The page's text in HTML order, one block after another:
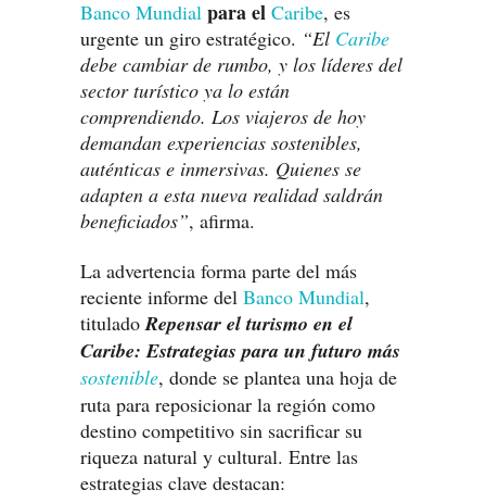
Banco Mundial para el Caribe, es
urgente un giro estratégico. “El Caribe
debe cambiar de rumbo, y los líderes del
sector turístico ya lo están
comprendiendo. Los viajeros de hoy
demandan experiencias sostenibles,
auténticas e inmersivas. Quienes se
adapten a esta nueva realidad saldrán
beneficiados”, afirma.
La advertencia forma parte del más
reciente informe del Banco Mundial,
tituladoRepensar el turismo en el
Caribe: Estrategias para un futuro más
sostenible, donde se plantea una hoja de
ruta para reposicionar la región como
destino competitivo sin sacrificar su
riqueza natural y cultural. Entre las
estrategias clave destacan: